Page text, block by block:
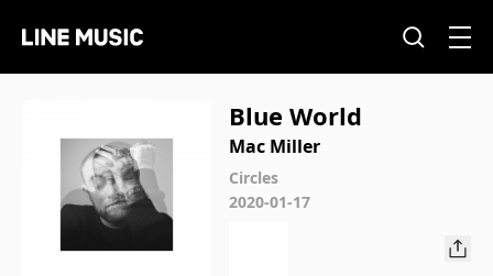
Blue World
Mac Miller
Circles
2020-01-17